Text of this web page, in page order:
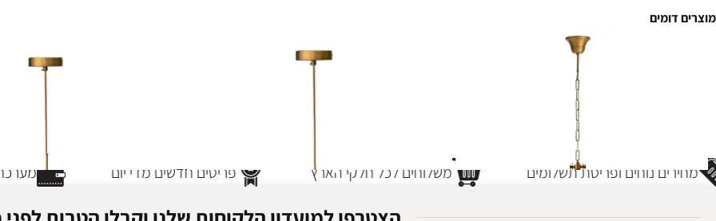
מוצרים דומים
פריטים חדשים מדי יום משלוחים לכל חלקי הארץ מחירים נוחים ופריסת תשלומים